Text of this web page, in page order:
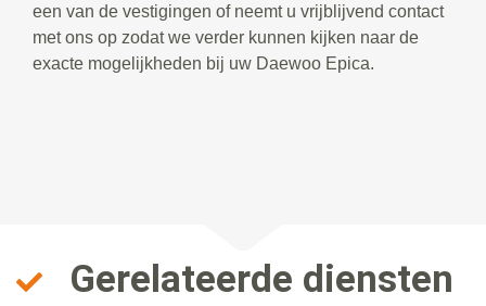
een van de vestigingen of neemt u vrijblijvend contact
met ons op zodat we verder kunnen kijken naar de
exacte mogelijkheden bij uw Daewoo Epica.
Gerelateerde diensten